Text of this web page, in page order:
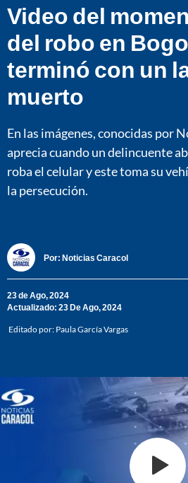
Video del
del robo en
terminó con un
muerto
En las imágenes, conocidas por
aprecia cuando un delincuente
roba el celular y este toma su
la persecución.
Por: Noticias Caracol
23 de Ago, 2024
Actualizado: 23 De Ago, 2024
Editado por: Paula García Vargas